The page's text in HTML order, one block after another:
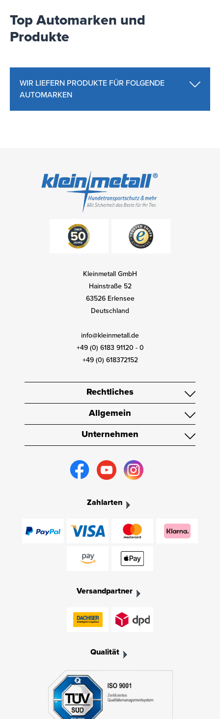
Top Automarken und
Produkte
WIR LIEFERN PRODUKTE FÜR FOLGENDE
AUTOMARKEN
Kleinmetall GmbH
Hainstraße 52
63526 Erlensee
Deutschland
info@kleinmetall.de
+49 (0) 6183 91120 - 0
+49 (0) 618372152
Rechtliches
Allgemein
Unternehmen
Zahlarten
Versandpartner
Qualität